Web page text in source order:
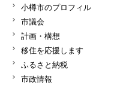
小樽市のプロフィル
市議会
計画・構想
移住を応援します
ふるさと納税
市政情報